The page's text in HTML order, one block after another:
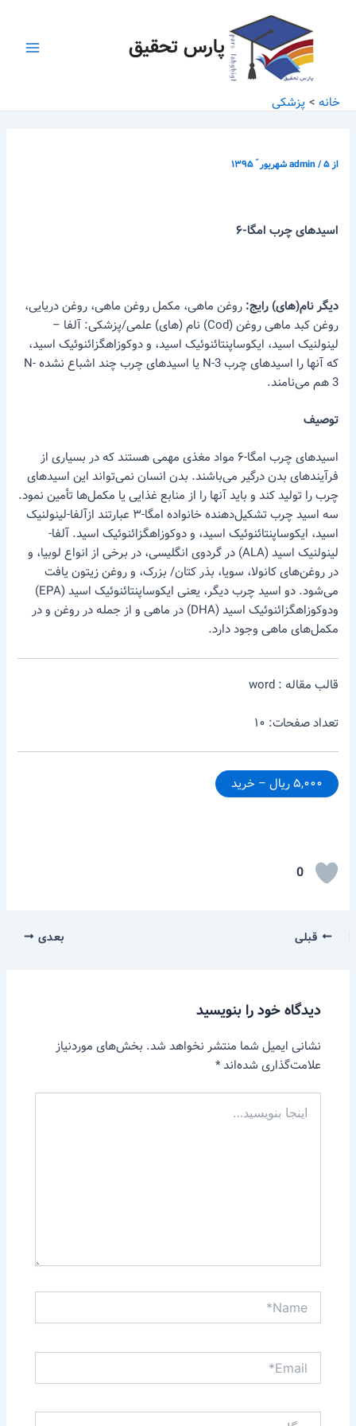
پارس تحقیق
خانه پزشکی
از admin/۵ شهریور ّ ۱۳۹۵
اسید‌های چرب امگا-۶
دیگر نام‌(های) رایج: روغن ماهی، مکمل روغن ماهی، روغن دریایی،
روغن کبد ماهی روغن (Cod) نام (های) علمی/پزشکی: آلفا –
لینولنیک اسید، ایکوساپنتائنوئیک اسید، و دوکوزاهگزائنوئیک اسید،
که آنها را اسید‌های چرب N-3 یا اسید‌های چرب چند اشباع نشده N-
3 هم می‌نامند.
توصیف
اسید‌های چرب امگا-۶ مواد مغذی مهمی هستند که در بسیاری از
فرآیند‌های بدن درگیر می‌باشند. بدن انسان نمی‌تواند این اسید‌های
چرب را تولید کند و باید آنها را از منابع غذایی یا مکمل‌ها تأمین نمود.
سه اسید چرب تشکیل‌دهنده خانواده امگا-۳ عبارتند ازآلفا-لینولنیک
اسید، ایکوساپنتائنوئیک اسید، و دوکوزاهگزائنوئیک اسید. آلفا-
لینولنیک اسید (ALA) در گردوی انگلیسی، در برخی از انواع لوبیا، و
در روغن‌های کانولا، سویا، بذر کتان/ بزرک، و روغن زیتون یافت
می‌شود. دو اسید چرب دیگر، یعنی ایکوساپنتائنوئیک اسید (EPA)
ودوکوزاهگزائنوئیک اسید (DHA) در ماهی و از جمله در روغن و در
مکمل‌های ماهی وجود دارد.
قالب مقاله : word
تعداد صفحات: ۱۰
۵,۰۰۰ ریال – خرید
0
قبلی بعدی
دیدگاه‌ خود را بنویسید
نشانی ایمیل شما منتشر نخواهد شد. بخش‌های موردنیاز
علامت‌گذاری شده‌اند*
بنویسید…
Email*